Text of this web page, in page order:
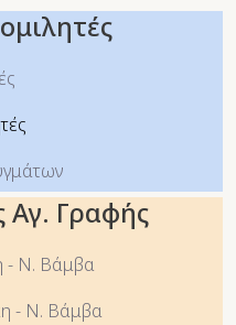
Αγ. Γραφής
- Ν. Βάμβα
- Ν. Βάμβα